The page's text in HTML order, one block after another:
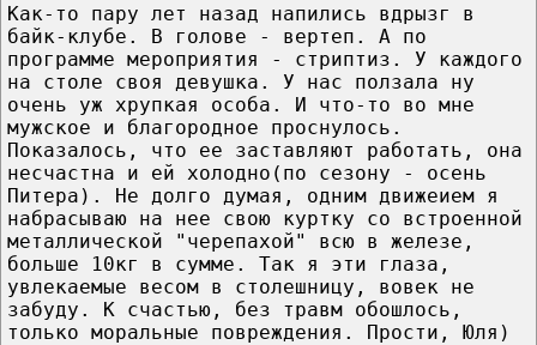
Как-то пару лет назад напились вдрызг в
байк-клубе. В голове - вертеп. А по
программе мероприятия - стриптиз. У каждого
на столе своя девушка. У нас ползала ну
очень уж хрупкая особа. И что-то во мне
мужское и благородное проснулось.
Показалось, что ее заставляют работать, она
несчастна и ей холодно(по сезону - осень
Питера). Не долго думая, одним движеием я
набрасываю на нее свою куртку со встроенной
металлической "черепахой" всю в железе,
больше 10кг в сумме. Так я эти глаза,
увлекаемые весом в столешницу, вовек не
забуду. К счастью, без травм обошлось,
только моральные повреждения. Прости, Юля)